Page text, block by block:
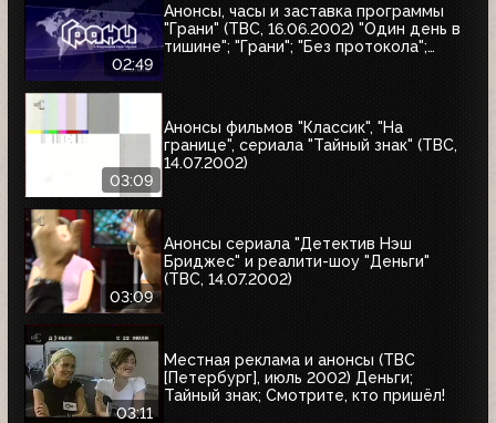
02:49
Анонсы, часы и заставка программы
"Грани" (ТВС, 16.06.2002) "Один день в
тишине"; "Грани"; "Без протокола";
03:09
Анонсы фильмов "Классик", "На
границе", сериала "Тайный знак" (ТВС,
14.07.2002)
03:09
Анонсы сериала "Детектив Нэш
Бриджес" и реалити-шоу "Деньги"
(ТВС, 14.07.2002)
03:11
Местная реклама и анонсы (ТВС
[Петербург], июль 2002) Деньги;
Тайный знак; Смотрите, кто пришёл!